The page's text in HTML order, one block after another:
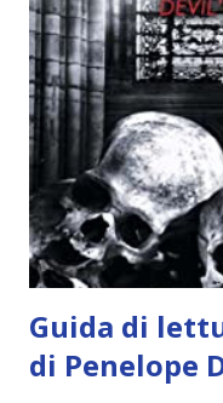
l'angelo non ha
per avvertili che
credono e che
Rafael. A quelle parole,
nell'appartamento,
chiesetta. Lì trovano
ma questa volta ...
Guida di
di Penelope